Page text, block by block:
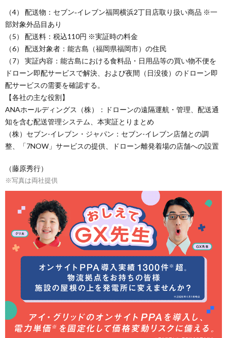
（4） 配送物：セブン‐イレブン福岡横浜2丁目店取り扱い商品 ※一
部対象外品目あり
（5） 配送料：税込110円 ※実証時の料金
（6） 配送対象者：能古島（福岡県福岡市）の住民
（7） 実証内容：能古島における食料品・日用品等の買い物不便を
ドローン即配サービスで解決、および夜間（日没後）のドローン即
配サービスの需要を確認する。
【各社の主な役割】
ANAホールディングス（株）：ドローンの遠隔運航・管理、配送通
知を含む配送管理システム、本実証とりまとめ
（株）セブン-イレブン・ジャパン：セブン-イレブン店舗との調
整、「7NOW」サービスの提供、ドローン離発着場の店舗への設置
（藤原秀行）
※写真は両社提供